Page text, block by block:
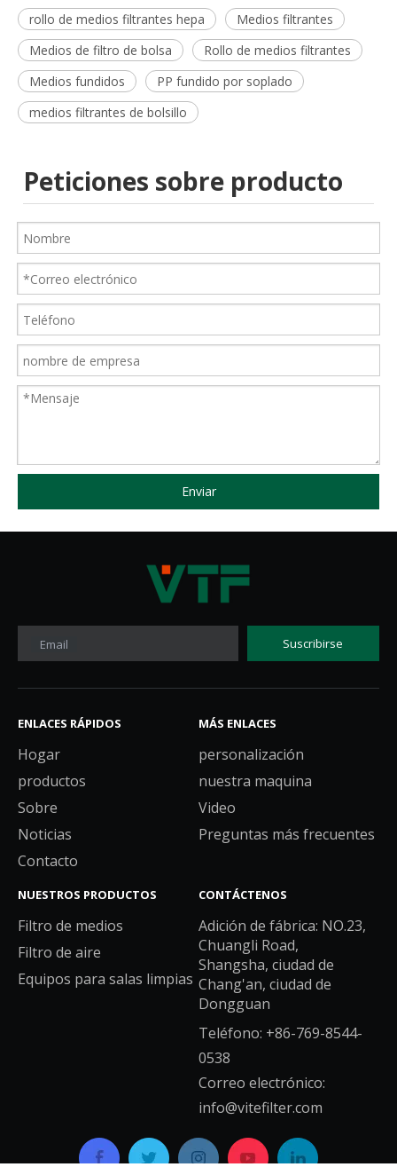
rollo de medios filtrantes hepa
Medios filtrantes
Medios de filtro de bolsa
Rollo de medios filtrantes
Medios fundidos
PP fundido por soplado
medios filtrantes de bolsillo
Peticiones sobre producto
Enviar
Email Suscribirse
ENLACES RÁPIDOS
Hogar
productos
Sobre
Noticias
Contacto
MÁS ENLACES
personalización
nuestra maquina
Video
Preguntas más frecuentes
NUESTROS PRODUCTOS
Filtro de medios
Filtro de aire
Equipos para salas limpias
CONTÁCTENOS
Adición de fábrica: NO.23,
Chuangli Road,
Shangsha, ciudad de
Chang'an, ciudad de
Dongguan
Teléfono: +86-769-8544-
0538
Correo electrónico:
info@vitefilter.com